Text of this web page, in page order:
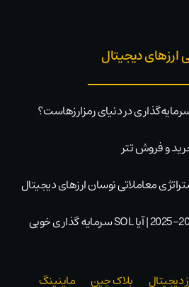
ارزهای دیجیتال
در دنیای رمزارزهاست؟
و فروش تتر
پیش بینی قیمت سولانا 2022-2025 | آیا SOL سرمایه گذاری خوبی
دیجیتال بلاک‌ چین
ماینینگ